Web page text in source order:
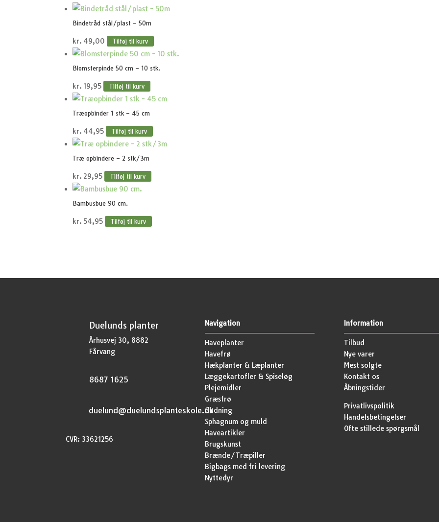
Bindetråd stål/plast – 50m
kr. 49,00 Tilføj til kurv
Blomsterpinde 50 cm – 10 stk.
kr. 19,95 Tilføj til kurv
Træopbinder 1 stk – 45 cm
kr. 44,95 Tilføj til kurv
Træ opbindere – 2 stk/3m
kr. 29,95 Tilføj til kurv
Bambusbue 90 cm.
kr. 54,95 Tilføj til kurv
Duelunds planter
Århusvej 30, 8882
Fårvang
8687 1625
duelund@duelundsplanteskole.dk
CVR: 33621256
Navigation
Haveplanter
Havefrø
Hækplanter & Læplanter
Læggekartofler & Spiseløg
Plejemidler
Græsfrø
Gødning
Sphagnum og muld
Haveartikler
Brugskunst
Brænde/Træpiller
Bigbags med fri levering
Nyttedyr
Information
Tilbud
Nye varer
Mest solgte
Kontakt os
Åbningstider
Privatlivspolitik
Handelsbetingelser
Ofte stillede spørgsmål